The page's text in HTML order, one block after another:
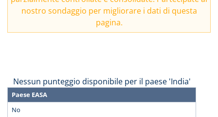
nostro sondaggio per migliorare i dati di questa
pagina.
Nessun punteggio disponibile per il paese 'India'
Paese EASA
No